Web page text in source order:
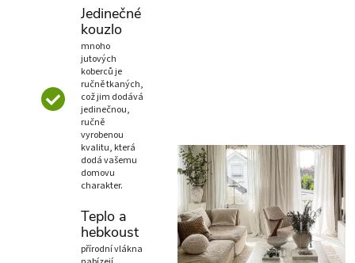
Jedinečné
kouzlo
mnoho
jutových
koberců je
ručně tkaných,
což jim dodává
jedinečnou,
ručně
vyrobenou
kvalitu, která
dodá vašemu
domovu
charakter.
Teplo a
hebkoust
přírodní vlákna